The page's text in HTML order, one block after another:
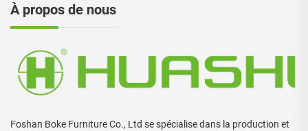
À propos de nous
Foshan Boke Furniture Co., Ltd se spécialise dans la production et